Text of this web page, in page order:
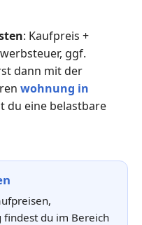
: Kaufpreis +
ggf.
dann mit der
wohnung in
du eine belastbare
findest du im Bereich